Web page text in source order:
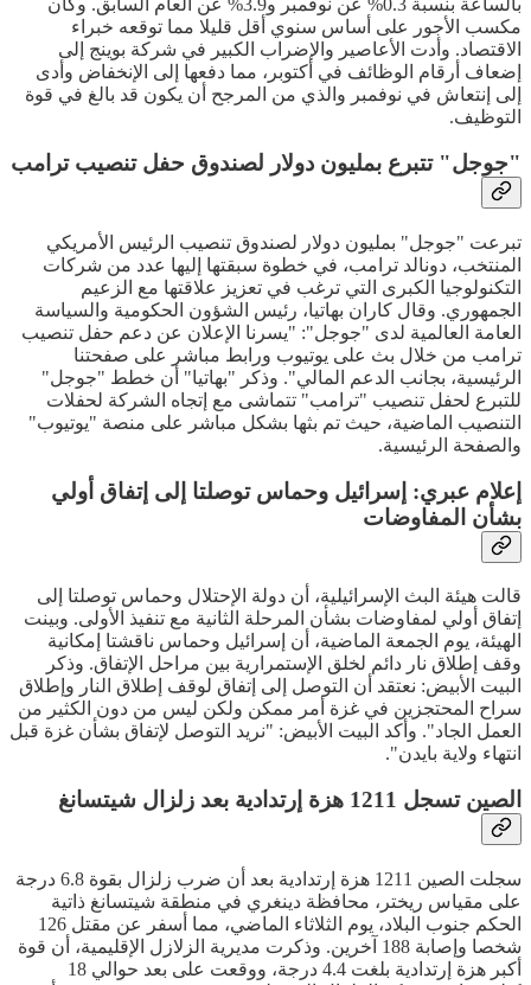
بالساعة بنسبة 0.3% عن نوفمبر و3.9% عن العام السابق. وكان
مكسب الأجور على أساس سنوي أقل قليلا مما توقعه خبراء
الاقتصاد. وأدت الأعاصير والإضراب الكبير في شركة بوينج إلى
إضعاف أرقام الوظائف في أكتوبر، مما دفعها إلى الإنخفاض وأدى
إلى إنتعاش في نوفمبر والذي من المرجح أن يكون قد بالغ في قوة
التوظيف.
"جوجل" تتبرع بمليون دولار لصندوق حفل تنصيب ترامب
تبرعت "جوجل" بمليون دولار لصندوق تنصيب الرئيس الأمريكي
المنتخب، دونالد ترامب، في خطوة سبقتها إليها عدد من شركات
التكنولوجيا الكبرى التي ترغب في تعزيز علاقتها مع الزعيم
الجمهوري. وقال كاران بهاتيا، رئيس الشؤون الحكومية والسياسة
العامة العالمية لدى "جوجل": "يسرنا الإعلان عن دعم حفل تنصيب
ترامب من خلال بث على يوتيوب ورابط مباشر على صفحتنا
الرئيسية، بجانب الدعم المالي". وذكر "بهاتيا" أن خطط "جوجل"
للتبرع لحفل تنصيب "ترامب" تتماشى مع إتجاه الشركة لحفلات
التنصيب الماضية، حيث تم بثها بشكل مباشر على منصة "يوتيوب"
والصفحة الرئيسية.
إعلام عبري: إسرائيل وحماس توصلتا إلى إتفاق أولي
بشأن المفاوضات
قالت هيئة البث الإسرائيلية، أن دولة الإحتلال وحماس توصلتا إلى
إتفاق أولي لمفاوضات بشأن المرحلة الثانية مع تنفيذ الأولى. وبينت
الهيئة، يوم الجمعة الماضية، أن إسرائيل وحماس ناقشتا إمكانية
وقف إطلاق نار دائم لخلق الإستمرارية بين مراحل الإتفاق. وذكر
البيت الأبيض: نعتقد أن التوصل إلى إتفاق لوقف إطلاق النار وإطلاق
سراح المحتجزين في غزة أمر ممكن ولكن ليس من دون الكثير من
العمل الجاد". وأكد البيت الأبيض: "نريد التوصل لإتفاق بشأن غزة قبل
انتهاء ولاية بايدن".
الصين تسجل 1211 هزة إرتدادية بعد زلزال شيتسانغ
سجلت الصين 1211 هزة إرتدادية بعد أن ضرب زلزال بقوة 6.8 درجة
على مقياس ريختر، محافظة دينغري في منطقة شيتسانغ ذاتية
الحكم جنوب البلاد، يوم الثلاثاء الماضي، مما أسفر عن مقتل 126
شخصا وإصابة 188 آخرين. وذكرت مديرية الزلازل الإقليمية، أن قوة
أكبر هزة إرتدادية بلغت 4.4 درجة، ووقعت على بعد حوالي 18